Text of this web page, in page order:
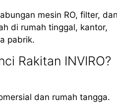
mesin RO, filter,
di rumah tinggal, kantor,
pabrik.
Rakitan INVIRO?
dan rumah tangga.